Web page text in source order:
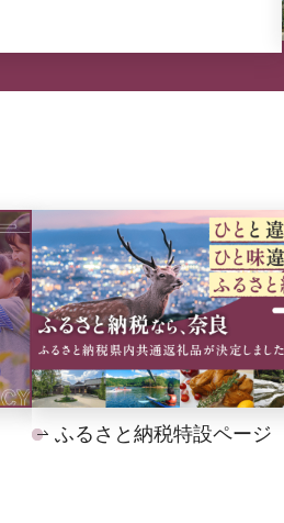
ふるさと納税特設ページ